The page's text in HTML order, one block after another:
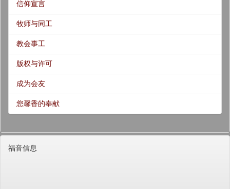
信仰宣言
牧师与同工
教会事工
版权与许可
成为会友
您馨香的奉献
福音信息